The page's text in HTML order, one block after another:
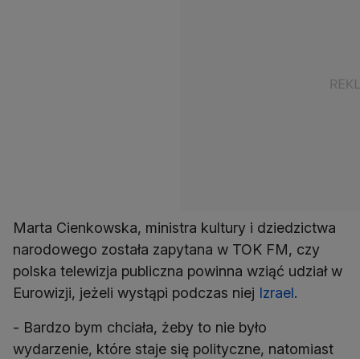
Marta Cienkowska, ministra kultury i dziedzictwa
narodowego została zapytana w TOK FM, czy
polska telewizja publiczna powinna wziąć udział w
Eurowizji, jeżeli wystąpi podczas niej Izrael.
- Bardzo bym chciała, żeby to nie było
wydarzenie, które staje się polityczne, natomiast